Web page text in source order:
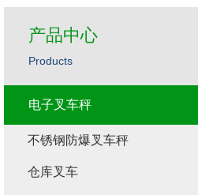
产品中心
Products
电子叉车秤
不锈钢防爆叉车秤
仓库叉车